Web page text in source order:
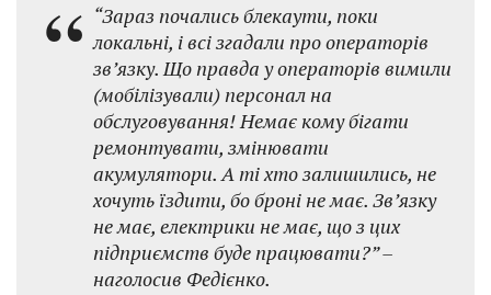
“Зараз почались блекаути, поки
локальні, і всі згадали про операторів
звʼязку. Що правда у операторів вимили
(мобілізували) персонал на
обслуговування! Немає кому бігати
ремонтувати, змінювати
акумулятори. А ті хто залишились, не
хочуть їздити, бо броні не має. Звʼязку
не має, електрики не має, що з цих
підприємств буде працювати?” –
наголосив Федієнко.